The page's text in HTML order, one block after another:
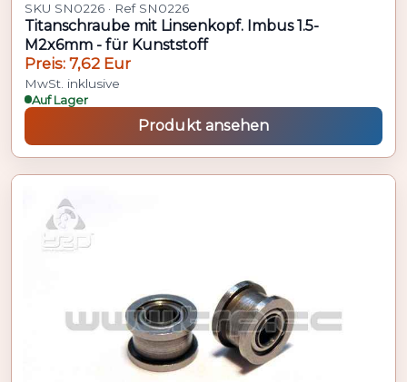
SKU SN0226 · Ref SN0226
Titanschraube mit Linsenkopf. Imbus 1.5-
M2x6mm - für Kunststoff
Preis: 7,62 Eur
MwSt. inklusive
Auf Lager
Produkt ansehen